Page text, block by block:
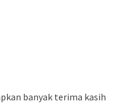
banyak terima kasih